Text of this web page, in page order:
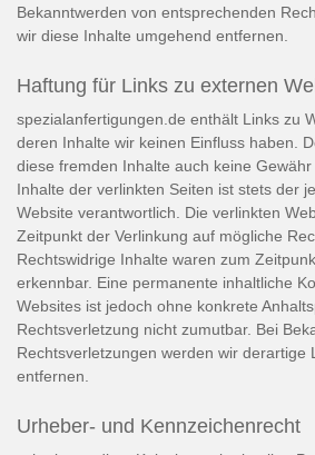
Bekanntwerden von entsprechenden
wir diese Inhalte umgehend entfernen.
Haftung für Links zu externen
spezialanfertigungen.de enthält Links zu
deren Inhalte wir keinen Einfluss haben.
diese fremden Inhalte auch keine
Inhalte der verlinkten Seiten ist stets der
Website verantwortlich. Die verlinkten
Zeitpunkt der Verlinkung auf mögliche
Rechtswidrige Inhalte waren zum
erkennbar. Eine permanente inhaltliche
Websites ist jedoch ohne konkrete
Rechtsverletzung nicht zumutbar. Bei
Rechtsverletzungen werden wir derartige
entfernen.
Urheber- und Kennzeichenrecht